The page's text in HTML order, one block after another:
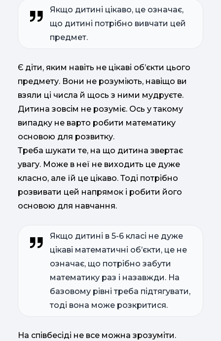
Якщо дитині цікаво, це означає,
що дитині потрібно вивчати цей
предмет.
Є діти, яким навіть не цікаві об’єкти цього
предмету. Вони не розуміють, навіщо ви
взяли ці числа й щось з ними мудруєте.
Дитина зовсім не розуміє. Ось у такому
випадку не варто робити математику
основою для розвитку.
Треба шукати те, на що дитина звертає
увагу. Може в неї не виходить це дуже
класно, але їй це цікаво. Тоді потрібно
розвивати цей напрямок і робити його
основою для навчання.
Якщо дитині в 5-6 класі не дуже
цікаві математичні об’єкти, це не
означає, що потрібно забути
математику раз і назавжди. На
базовому рівні треба підтягувати,
тоді вона може розкритися.
На співбесіді не все можна зрозуміти.